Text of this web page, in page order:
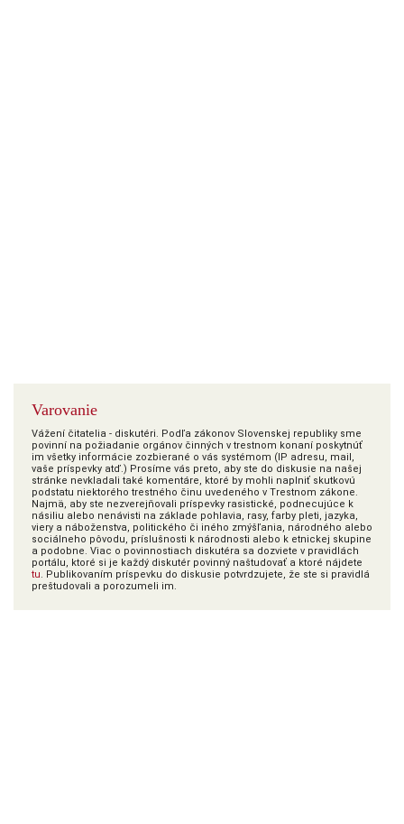
Varovanie
Vážení čitatelia - diskutéri. Podľa zákonov Slovenskej republiky sme
povinní na požiadanie orgánov činných v trestnom konaní poskytnúť
im všetky informácie zozbierané o vás systémom (IP adresu, mail,
vaše príspevky atď.) Prosíme vás preto, aby ste do diskusie na našej
stránke nevkladali také komentáre, ktoré by mohli naplniť skutkovú
podstatu niektorého trestného činu uvedeného v Trestnom zákone.
Najmä, aby ste nezverejňovali príspevky rasistické, podnecujúce k
násiliu alebo nenávisti na základe pohlavia, rasy, farby pleti, jazyka,
viery a náboženstva, politického či iného zmýšľania, národného alebo
sociálneho pôvodu, príslušnosti k národnosti alebo k etnickej skupine
a podobne. Viac o povinnostiach diskutéra sa dozviete v pravidlách
portálu, ktoré si je každý diskutér povinný naštudovať a ktoré nájdete
tu. Publikovaním príspevku do diskusie potvrdzujete, že ste si pravidlá
preštudovali a porozumeli im.